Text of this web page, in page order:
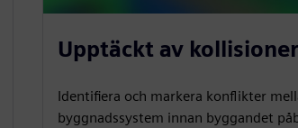
Upptäckt av kollisioner
Identifiera och markera konflikter
byggnadssystem innan byggandet